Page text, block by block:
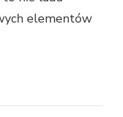
elementów